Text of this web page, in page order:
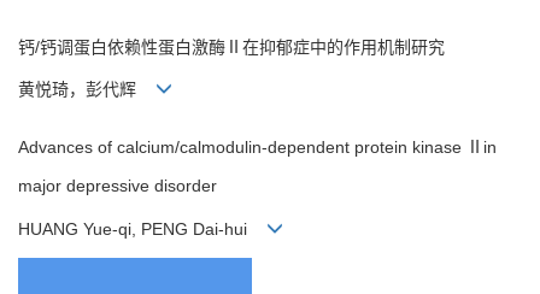
钙/钙调蛋白依赖性蛋白激酶Ⅱ在抑郁症中的作用机制研究
黄悦琦，彭代辉
Advances of calcium/calmodulin-dependent protein kinase Ⅱin
major depressive disorder
HUANG Yue-qi, PENG Dai-hui